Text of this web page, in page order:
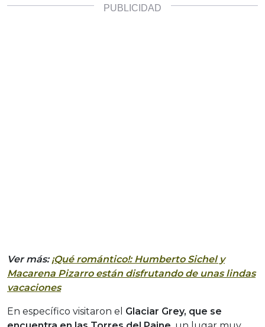
Ver más: ¡Qué romántico!: Humberto Sichel y
Macarena Pizarro están disfrutando de unas lindas
vacaciones
En específico visitaron el Glaciar Grey, que se